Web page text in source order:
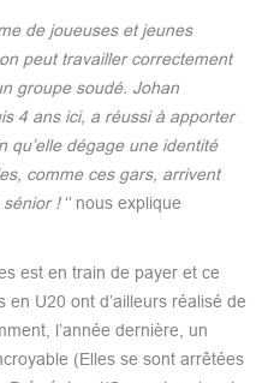
de joueuses et jeunes
peut travailler correctement
groupe soudé. Johan
4 ans ici, a réussi à apporter
qu’elle dégage une identité
comme ces gars, arrivent
sénior ! ‘’ nous explique
est en train de payer et ce
en U20 ont d’ailleurs réalisé de
l’année dernière, un
(Elles se sont arrêtées